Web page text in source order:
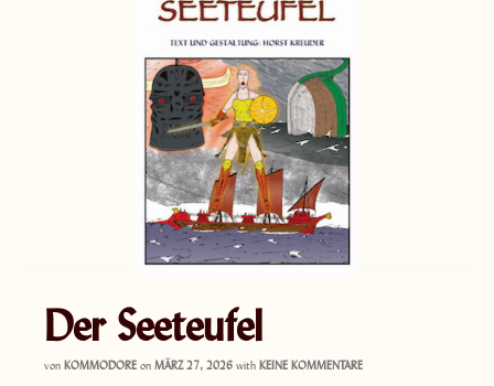
Der Seeteufel
von KOMMODORE on MÄRZ 27, 2026 with KEINE KOMMENTARE